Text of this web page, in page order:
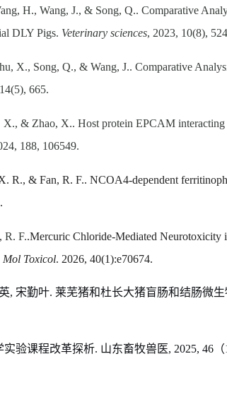
H., Wang, J., & Song, Q.. Comparative
DLY Pigs. Veterinary sciences, 2023, 10(8),
X., Song, Q., & Wang, J.. Comparative
14(5), 665.
& Zhao, X.. Host protein EPCAM
, 188, 106549.
R., & Fan, R. F.. NCOA4-dependent
R. F..Mercuric Chloride-Mediated
Mol Toxicol. 2026,40(1):e70674.
, 宋勤叶.莱芜猪和杜长大猪盲肠和结肠微
实验课程改革探析. 山东畜牧兽医, 2025, 46 （